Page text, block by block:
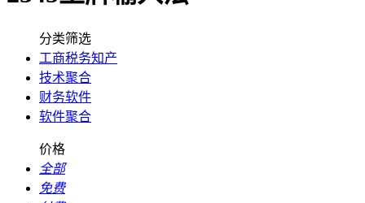
分类筛选
工商税务知产
技术聚合
财务软件
软件聚合
价格
全部
免费